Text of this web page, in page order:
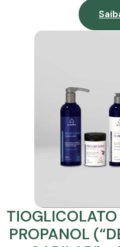
PROPANOL